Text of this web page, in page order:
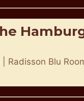
Radisson Blu